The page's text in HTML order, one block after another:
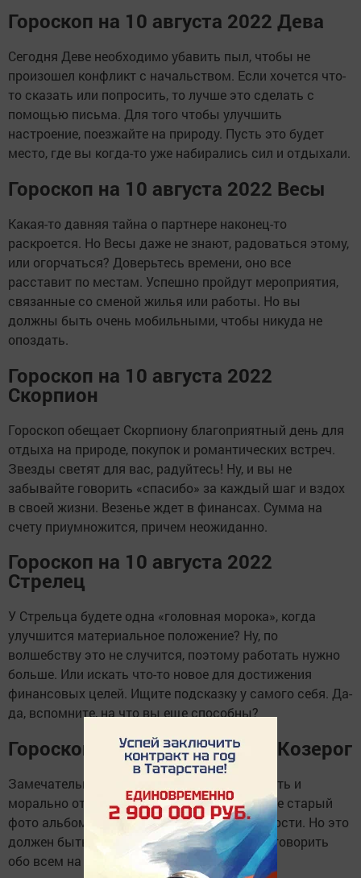
Гороскоп на 10 августа 2022 Дева
Сегодня Деве необходимо убавить пыл, чтобы не
произошел конфликт с начальством. Если хочется что-
то сказать или попросить, то лучше это сделать с
помощью письма. Для того чтобы улучшить
настроение, поезжайте на природу. Пусть это будет
место, где вы когда-то уже набирались сил и отдыхали.
Гороскоп на 10 августа 2022 Весы
Какая-то давняя тайна о партнере наконец-то
раскроется. Но Весы даже не знают, радоваться этому,
или огорчаться? Доверьтесь времени, оно все
расставит по местам. Успешно пройдут мероприятия,
связанные со сменой жилья или работы. Но вы
должны быть очень мобильными, чтобы никуда не
опоздать.
Гороскоп на 10 августа 2022
Скорпион
Гороскоп обещает Скорпиону благоприятный день для
отдыха на природе, покупок и романтических встреч.
Звезды светят для вас, радуйтесь! Ну, и вы не
забывайте говорить «спасибо» за каждый шаг и вздох
в своей жизни. Везенье ждет в финансах. Сумма на
счету приумножится, причем неожиданно.
Гороскоп на 10 августа 2022
Стрелец
У Стрельца будете одна «головная морока», когда
улучшится материальное положение? Ну, по
волшебству это не случится, поэтому работать нужно
больше. Или искать что-то новое для достижения
финансовых целей. Ищите подсказку у самого себя. Да-
да, вспомните, на что вы еще способны?
Гороскоп на 10 августа 2022 Козерог
Замечательный день, чтобы обо всем забыть и
морально отдохнуть. Почитайте, посмотрите старый
фото альбом или сходите к кому-нибудь в гости. Но это
должен быть человек, с которым можно поговорить
обо всем на свете. Козерог должен